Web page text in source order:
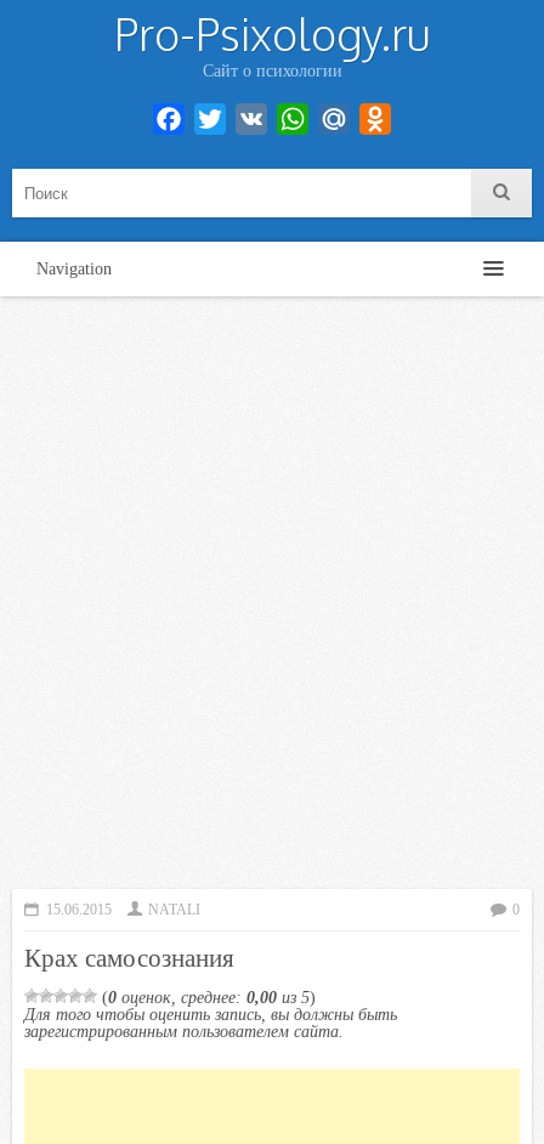
Pro-Psixology.ru
Сайт о психологии
Facebook
Twitter VK WhatsAppMail.Ru
Navigation
15.06.2015 NATALI 0
Крах самосознания
(0 оценок, среднее: 0,00 из 5)
Для того чтобы оценить запись, вы должны быть
зарегистрированным пользователем сайта.